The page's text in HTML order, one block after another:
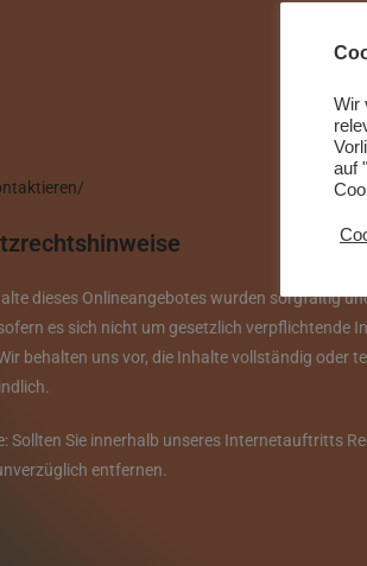
dieses Onlineangebotes wurden sorgfältig
es sich nicht um gesetzlich
behalten uns vor, die Inhalte vollständig oder
Sollten Sie innerhalb unseres Internetauftritts
entfernen.
Wir
auf